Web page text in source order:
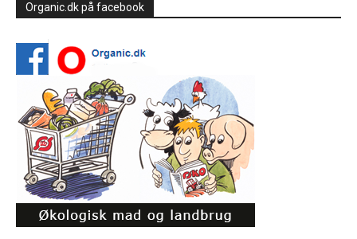
Organic.dk på facebook